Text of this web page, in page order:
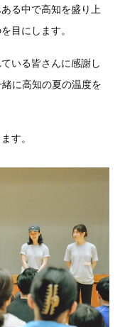
る中で高知を盛り上
目にします。
いる皆さんに感謝し
に高知の夏の温度を
す。